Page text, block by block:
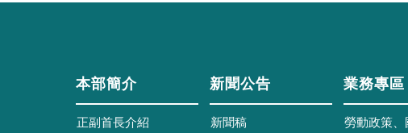
本部簡介
正副首長介紹
新聞公告
新聞稿
業務專區
勞動政策、